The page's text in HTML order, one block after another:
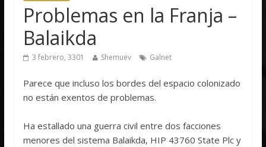
Problemas en la Franja –
Balaikda
3 febrero, 3301 Shemuev Galnet
Parece que incluso los bordes del espacio colonizado
no están exentos de problemas.
Ha estallado una guerra civil entre dos facciones
menores del sistema Balaikda, HIP 43760 State Plc y